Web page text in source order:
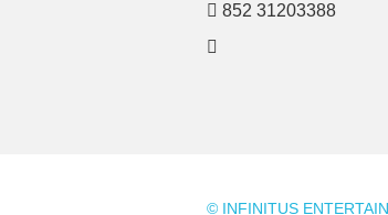
852 31203388
© INFINITUS